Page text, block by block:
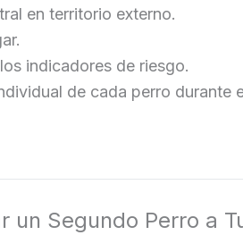
en territorio externo.
indicadores de riesgo.
de cada perro durante
Segundo Perro a